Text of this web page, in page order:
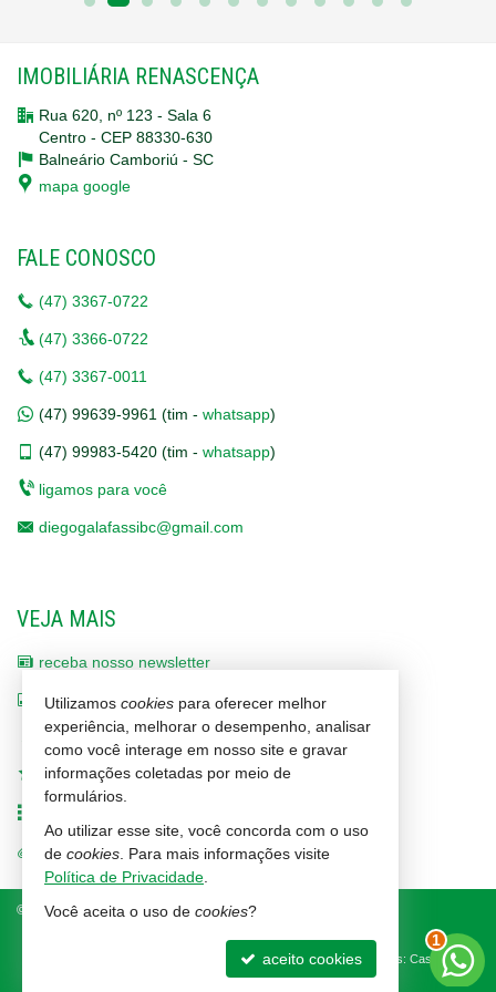
#InvestimentoImobiliario #ExclusividadeBC #Entrega2025
IMOBILIÁRIA RENASCENÇA
Rua 620, nº 123 - Sala 6
Centro - CEP 88330-630
Balneário Camboriú - SC
mapa google
FALE CONOSCO
(47) 3367-0722
(47) 3366-0722
(47) 3367-0011
(47) 99639-9961 (tim - whatsapp)
(47) 99983-5420 (tim - whatsapp)
ligamos para você
diegogalafassibc@gmail.com
VEJA MAIS
receba nosso newsletter
indicadores financeiros
cadastre seu imóvel
imóveis favoritos
trabalhe conosco
© 2026 CRECI/SC 1464-J Política de Privacidade
Site para imobiliárias: Castel Digital
1
Utilizamos cookies para oferecer melhor
experiência, melhorar o desempenho, analisar
como você interage em nosso site e gravar
informações coletadas por meio de
formulários.
Ao utilizar esse site, você concorda com o uso
de cookies . Para mais informações visite
Política de Privacidade
Você aceita o uso de cookies?
aceito cookies